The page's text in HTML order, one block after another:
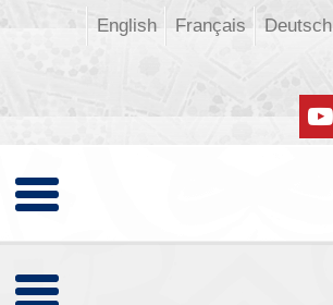
Deutsch
Français
English